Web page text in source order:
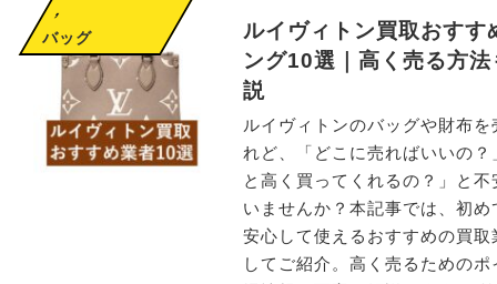
,
バッグ
ルイヴィトン買取おすす
ング10選｜高く売る方
説
ルイヴィトンのバッグや財布を
れど、「どこに売ればいいの？
と高く買ってくれるの？」と不
いませんか？本記事では、初め
安心して使えるおすすめの買取
してご紹介。高く売るための